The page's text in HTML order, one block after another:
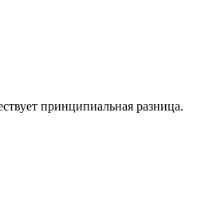
принципиальная разница.